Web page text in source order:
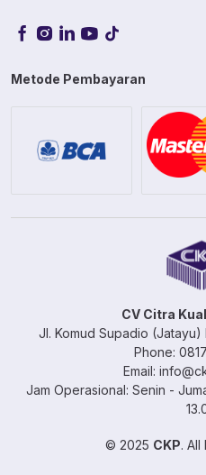
Metode Pembayaran
CV Citra
Jl. Komud Supadio
Phone:
Email:
Jam Operasional: Senin -
© 2025 CKP. All